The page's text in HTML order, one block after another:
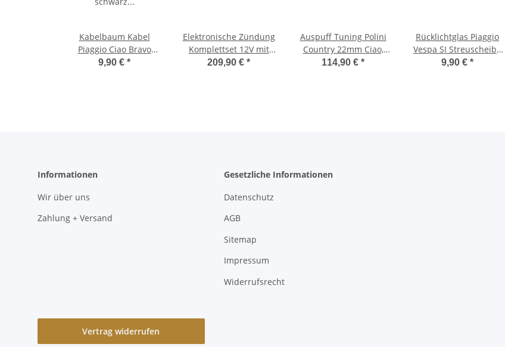
Kabelbaum Kabel
Piaggio Ciao Bravo
Boxer Vespa SI schwarz
9,90 € *
Elektronische Zündung
Komplettset 12V mit
Polrad Sport 805 g Ciao
209,90 € *
Auspuff Tuning Polini
Country 22mm Ciao,
Bravo, Gilera EC1 -
114,90 € *
Rücklichtglas Piaggio
Vespa SI Streuscheibe
Rückstrahler -Bosatta-
9,90 € *
Informationen
Wir über uns
Zahlung + Versand
Gesetzliche Informationen
Datenschutz
AGB
Sitemap
Impressum
Widerrufsrecht
Vertrag widerrufen